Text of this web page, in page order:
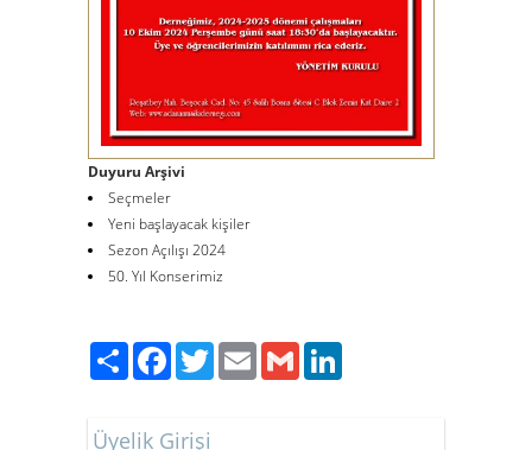
Duyuru Arşivi
Seçmeler
Yeni başlayacak kişiler
Sezon Açılışı 2024
50. Yıl Konserimiz
PaylaşFacebook
TwitterEmailGmail
Üyelik Girişi